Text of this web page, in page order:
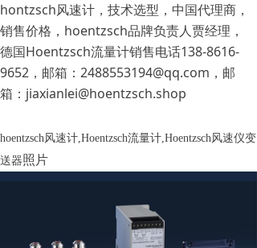
hontzsch风速计，技术选型，中国代理商，
销售价格，hoentzsch品牌负责人贾经理，
德国Hoentzsch流量计销售电话138-8616-
9652，邮箱：2488553194@qq.com，邮
箱：jiaxianlei@hoentzsch.shop
hoentzsch风速计,Hoentzsch流量计,Hoentzsch风速仪变
送器照片